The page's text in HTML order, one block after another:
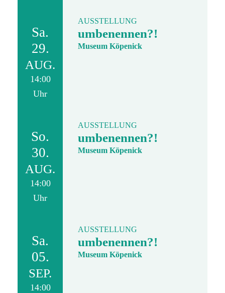
Sa.
29.
AUG.
14:00
Uhr
AUSSTELLUNG
umbenennen?!
Museum Köpenick
So.
30.
AUG.
14:00
Uhr
AUSSTELLUNG
umbenennen?!
Museum Köpenick
Sa.
05.
SEP.
14:00
AUSSTELLUNG
umbenennen?!
Museum Köpenick